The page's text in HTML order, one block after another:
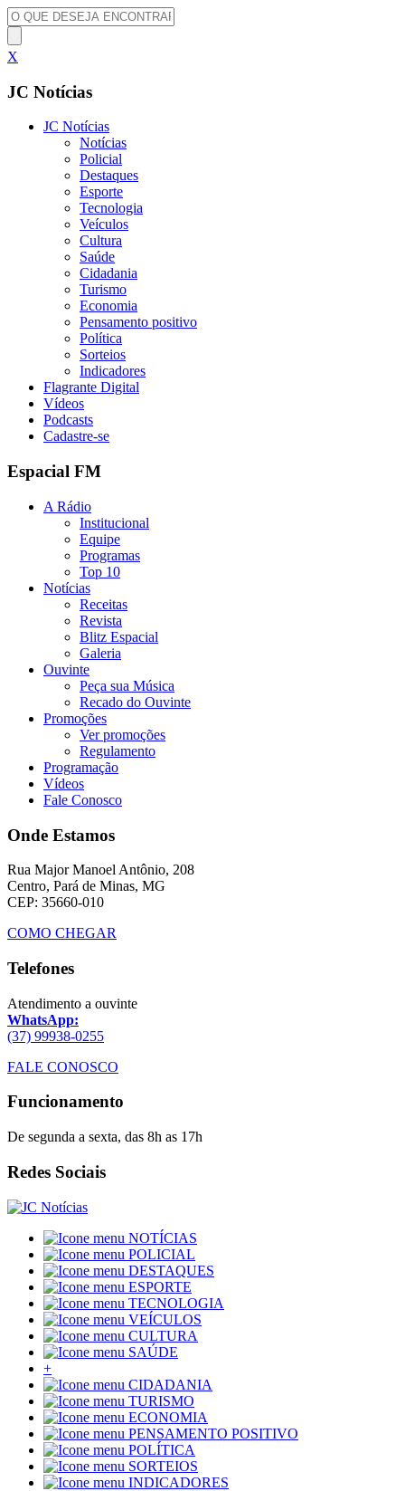
X
JC Notícias
JC Notícias
Notícias
Policial
Destaques
Esporte
Tecnologia
Veículos
Cultura
Saúde
Cidadania
Turismo
Economia
Pensamento positivo
Política
Sorteios
Indicadores
Flagrante Digital
Vídeos
Podcasts
Cadastre-se
Espacial FM
A Rádio
Institucional
Equipe
Programas
Top 10
Notícias
Receitas
Revista
Blitz Espacial
Galeria
Ouvinte
Peça sua Música
Recado do Ouvinte
Promoções
Ver promoções
Regulamento
Programação
Vídeos
Fale Conosco
Onde Estamos
Rua Major Manoel Antônio, 208
Centro, Pará de Minas, MG
CEP: 35660-010
COMO CHEGAR
Telefones
Atendimento a ouvinte
WhatsApp:
(37) 99938-0255
FALE CONOSCO
Funcionamento
De segunda a sexta, das 8h as 17h
Redes Sociais
NOTÍCIAS
POLICIAL
DESTAQUES
ESPORTE
TECNOLOGIA
VEÍCULOS
CULTURA
SAÚDE
+
CIDADANIA
TURISMO
ECONOMIA
PENSAMENTO POSITIVO
POLÍTICA
SORTEIOS
INDICADORES